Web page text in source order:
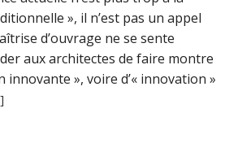
», il n’est pas un appel
d’ouvrage ne se sente
aux architectes de faire montre
innovante », voire d’« innovation »